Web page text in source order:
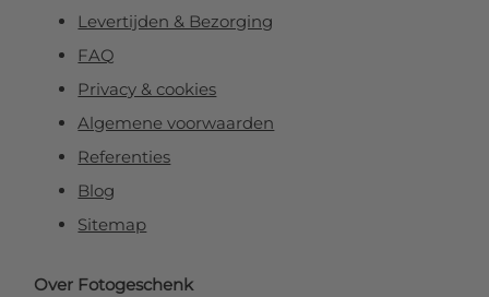
Levertijden & Bezorging
FAQ
Privacy & cookies
Algemene voorwaarden
Referenties
Blog
Sitemap
Over Fotogeschenk